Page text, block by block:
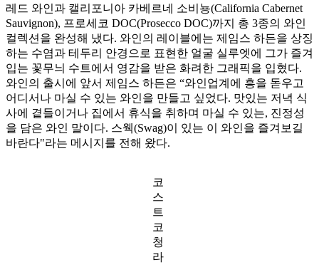
레드 와인과 캘리포니아 카베르네 소비뇽(California Cabernet
Sauvignon), 프로세코 DOC(Prosecco DOC)까지 총 3종의 와인
컬렉션을 완성해 냈다. 와인의 레이블에는 제임스 하든을 상징
하는 수염과 테두리 안경으로 표현한 얼굴 실루엣에 그가 즐겨
입는 꽃무늬 수트에서 영감을 받은 화려한 그래픽을 입혔다.
와인의 출시에 앞서 제임스 하든은 “와인업계에 흥을 돋우고
어디서나 마실 수 있는 와인을 만들고 싶었다. 맛있는 저녁 식
사에 곁들이거나 집에서 휴식을 취하며 마실 수 있는, 진정성
을 담은 와인 말이다. 스웩(Swag)이 있는 이 와인을 즐겨보길
바란다"라는 메시지를 전해 왔다.
코
스
트
코
청
라